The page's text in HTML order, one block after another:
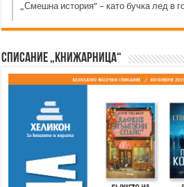
„Смешна история“ – като бучка лед в
Списание „Книжарница“